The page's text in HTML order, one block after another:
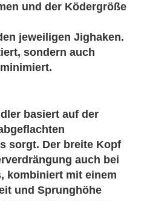
und der Ködergröße
jeweiligen Jighaken.
sondern auch
basiert auf der
sorgt. Der breite Kopf
auch bei
kombiniert mit einem
und Sprunghöhe